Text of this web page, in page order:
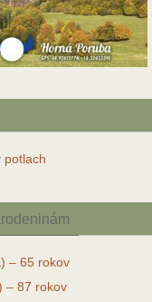
potlach
– 65 rokov
– 87 rokov